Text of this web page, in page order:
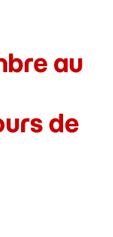
au
de